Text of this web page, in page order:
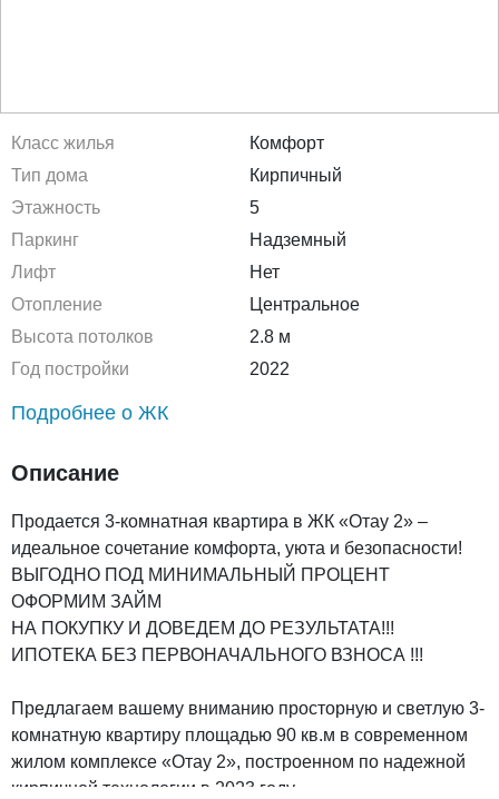
Класс жилья
Комфорт
Тип дома
Кирпичный
Этажность
5
Паркинг
Надземный
Лифт
Нет
Отопление
Центральное
Высота потолков
2.8 м
Год постройки
2022
Подробнее о ЖК
Описание
Продается 3-комнатная квартира в ЖК «Отау 2» –
идеальное сочетание комфорта, уюта и безопасности!
ВЫГОДНО ПОД МИНИМАЛЬНЫЙ ПРОЦЕНТ
ОФОРМИМ ЗАЙМ
НА ПОКУПКУ И ДОВЕДЕМ ДО РЕЗУЛЬТАТА!!!
ИПОТЕКА БЕЗ ПЕРВОНАЧАЛЬНОГО ВЗНОСА !!!
Предлагаем вашему вниманию просторную и светлую 3-
комнатную квартиру площадью 90 кв.м в современном
жилом комплексе «Отау 2», построенном по надежной
кирпичной технологии в 2023 году.